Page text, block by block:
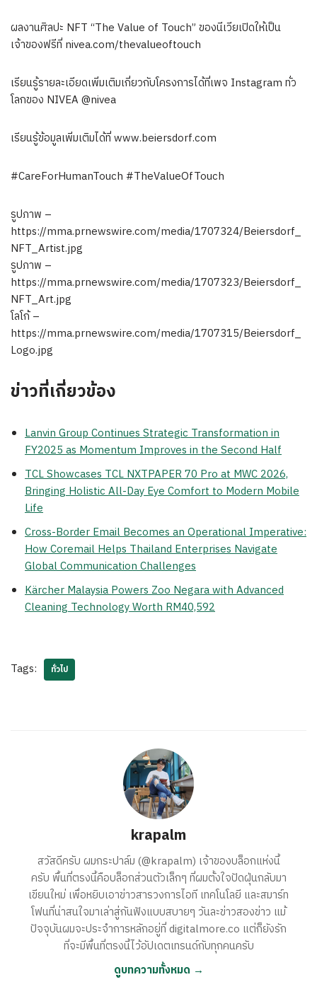
ผลงานศิลปะ NFT “The Value of Touch” ของนีเวียเปิดให้เป็น
เจ้าของฟรีที่ nivea.com/thevalueoftouch
เรียนรู้รายละเอียดเพิ่มเติมเกี่ยวกับโครงการได้ที่เพจ Instagram ทั่ว
โลกของ NIVEA @nivea
เรียนรู้ข้อมูลเพิ่มเติมได้ที่ www.beiersdorf.com
#CareForHumanTouch #TheValueOfTouch
รูปภาพ –
https://mma.prnewswire.com/media/1707324/Beiersdorf_
NFT_Artist.jpg
รูปภาพ –
https://mma.prnewswire.com/media/1707323/Beiersdorf_
NFT_Art.jpg
โลโก้ –
https://mma.prnewswire.com/media/1707315/Beiersdorf_
Logo.jpg
ข่าวที่เกี่ยวข้อง
Lanvin Group Continues Strategic Transformation in
FY2025 as Momentum Improves in the Second Half
TCL Showcases TCL NXTPAPER 70 Pro at MWC 2026,
Bringing Holistic All-Day Eye Comfort to Modern Mobile
Life
Cross-Border Email Becomes an Operational Imperative:
How Coremail Helps Thailand Enterprises Navigate
Global Communication Challenges
Kärcher Malaysia Powers Zoo Negara with Advanced
Cleaning Technology Worth RM40,592
Tags: ทั่วไป
krapalm
สวัสดีครับ ผมกระปาล์ม (@krapalm) เจ้าของบล็อกแห่งนี้
ครับ พื้นที่ตรงนี้คือบล็อกส่วนตัวเล็กๆ ที่ผมตั้งใจปัดฝุ่นกลับมา
เขียนใหม่ เพื่อหยิบเอาข่าวสารวงการไอที เทคโนโลยี และสมาร์ท
โฟนที่น่าสนใจมาเล่าสู่กันฟังแบบสบายๆ วันละข่าวสองข่าว แม้
ปัจจุบันผมจะประจำการหลักอยู่ที่ digitalmore.co แต่ก็ยังรัก
ที่จะมีพื้นที่ตรงนี้ไว้อัปเดตเทรนด์กับทุกคนครับ
ดูบทความทั้งหมด →